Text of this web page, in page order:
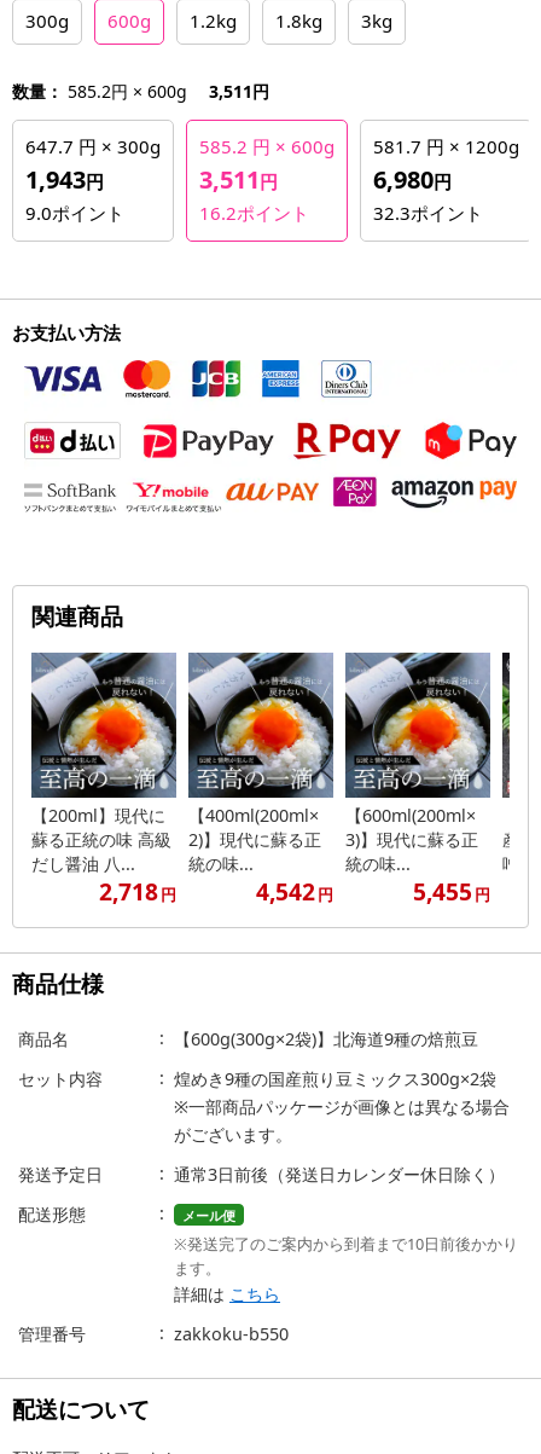
300g 600g 1.2kg 1.8kg 3kg
数量： 585.2円 × 600g 3,511円
647.7 円 × 300g
1,943円
9.0ポイント
585.2 円 × 600g
3,511円
16.2ポイント
581.7 円 × 1200g
6,980円
32.3ポイント
お支払い方法
関連商品
【200ml】現代に
蘇る正統の味 高級
だし醤油 八...
2,718円
【400ml(200ml×
2)】現代に蘇る正
統の味...
4,542円
【600ml(200ml×
3)】現代に蘇る正
統の味...
5,455 円
産
噌
商品仕様
商品名
【600g(300g×2袋)】北海道9種の焙煎豆
セット内容
煌めき9種の国産煎り豆ミックス300g×2袋
※一部商品パッケージが画像とは異なる場合
がございます。
発送予定日
通常3日前後（発送日カレンダー休日除く）
配送形態
メール便
※発送完了のご案内から到着まで10日前後かかり
ます。
詳細は こちら
管理番号
zakkoku-b550
配送について